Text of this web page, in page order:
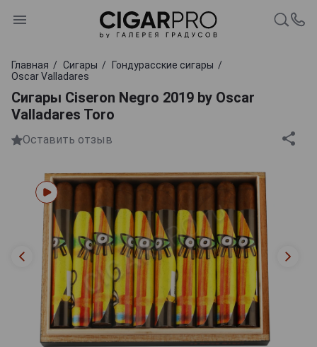
Главная Сигары
Гондурасские сигары
Oscar Valladares
Сигары Ciseron Negro 2019 by Oscar
Valladares Toro
Оставить отзыв